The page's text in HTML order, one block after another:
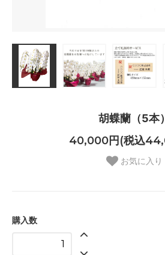
胡蝶蘭（5本）
40,000円(税込
お気に入り
購入数